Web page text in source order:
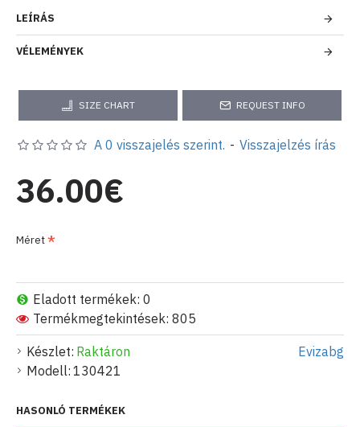
LEÍRÁS
VÉLEMÉNYEK
SIZE CHART REQUEST INFO
Készlet: Raktáron
Modell: 130421
Evizabg
Eladott termékek: 0
Termékmegtekintések: 805
A 0 visszajelés szerint. - Visszajelzés írás
36.00€
Méret
HASONLÓ TERMÉKEK